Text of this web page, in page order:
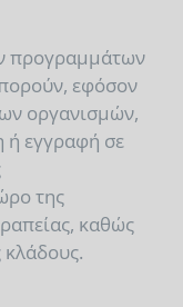
προγραμμάτων
εφόσον
οργανισμών,
ή εγγραφή σε
της
καθώς
κλάδους.